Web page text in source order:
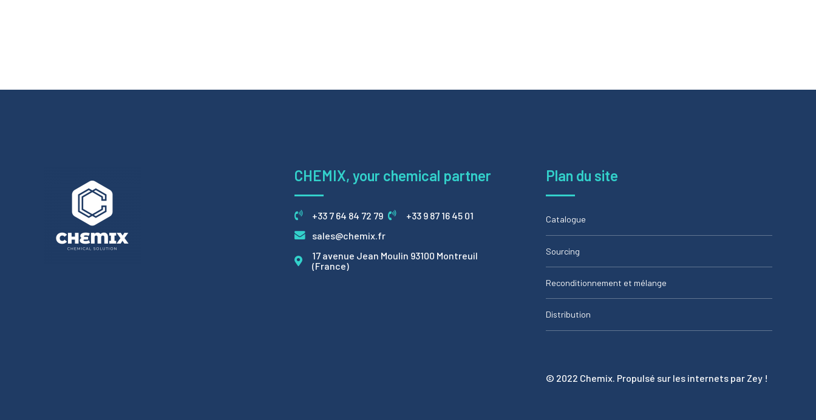
CHEMIX, your chemical partner
+33 7 64 84 72 79
+33 9 87 16 45 01
sales@chemix.fr
17 avenue Jean Moulin 93100 Montreuil
(France)
Plan du site
Catalogue
Sourcing
Reconditionnement et mélange
Distribution
© 2022 Chemix. Propulsé sur les internets par Zey !